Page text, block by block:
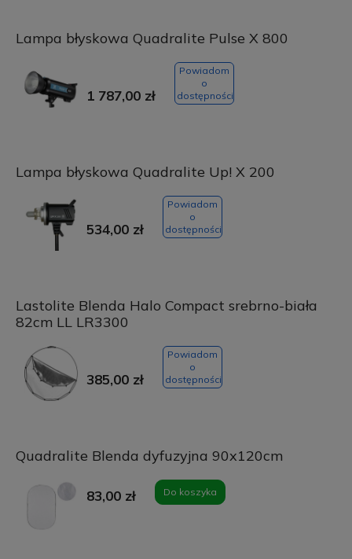
Lampa błyskowa Quadralite Pulse X 800
1 787,00 zł
Powiadom
o
dostępności
Lampa błyskowa Quadralite Up! X 200
534,00 zł
Powiadom
o
dostępności
Lastolite Blenda Halo Compact srebrno-biała
82cm LL LR3300
385,00 zł
Powiadom
o
dostępności
Quadralite Blenda dyfuzyjna 90x120cm
83,00 zł Do koszyka